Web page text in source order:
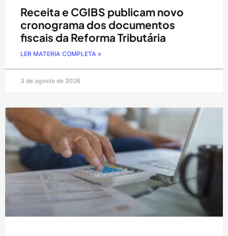
Receita e CGIBS publicam novo
cronograma dos documentos
fiscais da Reforma Tributária
LER MATERIA COMPLETA »
3 de agosto de 2026